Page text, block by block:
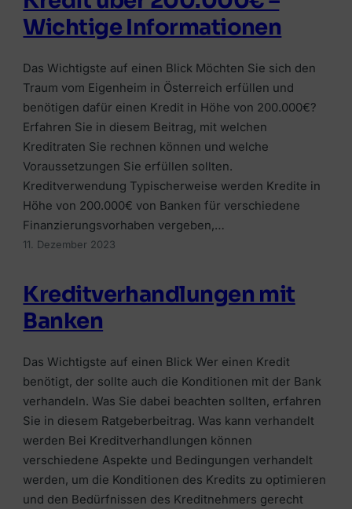
Jetzt vergleichen →
Zur Übersicht Finanzierung →
Versicherung vergleichen
Die passende Versicherung in wenigen Klicks
Jetzt vergleichen →
Zur Übersicht Versicherung →
Depot, Broker & Robo-Advisor clever
vergleichen.
Zur Übersicht Investment →
📚
Alle Ratgeber
Beiträge rund um Finanzierung, Versicherung &
Anlegen.
Zum Ratgeber →
Zur Übersicht Ratgeber →
Wichtige Informationen
Das Wichtigste auf einen Blick Möchten Sie sich den
Traum vom Eigenheim in Österreich erfüllen und
benötigen dafür einen Kredit in Höhe von 200.000€?
Erfahren Sie in diesem Beitrag, mit welchen
Kreditraten Sie rechnen können und welche
Voraussetzungen Sie erfüllen sollten.
Kreditverwendung Typischerweise werden Kredite in
Höhe von 200.000€ von Banken für verschiedene
Finanzierungsvorhaben vergeben,…
11. Dezember 2023
Kreditverhandlungen mit
Banken
Das Wichtigste auf einen Blick Wer einen Kredit
benötigt, der sollte auch die Konditionen mit der Bank
verhandeln. Was Sie dabei beachten sollten, erfahren
Sie in diesem Ratgeberbeitrag. Was kann verhandelt
werden Bei Kreditverhandlungen können
verschiedene Aspekte und Bedingungen verhandelt
werden, um die Konditionen des Kredits zu optimieren
und den Bedürfnissen des Kreditnehmers gerecht